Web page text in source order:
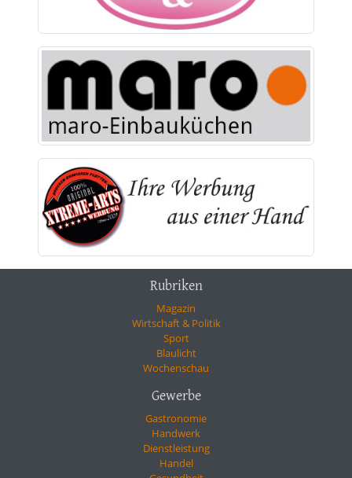
Rubriken
Magazin
Wirtschaft & Politik
Sport
Blaulicht
Wochenschau
Gewerbe
Gastronomie
Handwerk
Dienstleistung
Handel